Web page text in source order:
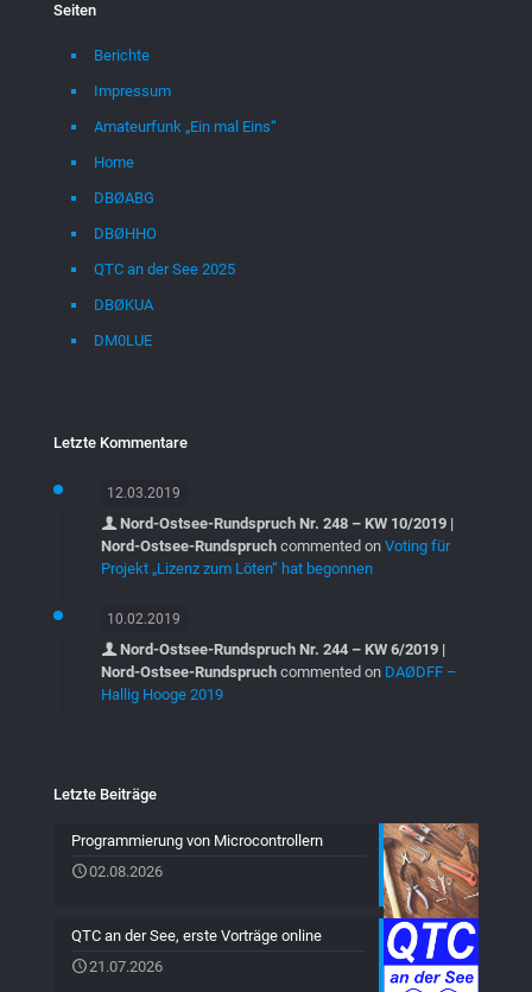
Seiten
Berichte
Impressum
Amateurfunk „Ein mal Eins“
Home
DBØABG
DBØHHO
QTC an der See 2025
DBØKUA
DM0LUE
Letzte Kommentare
12.03.2019
Nord-Ostsee-Rundspruch Nr. 248 – KW 10/2019 |
Nord-Ostsee-Rundspruch commented on Voting für
Projekt „Lizenz zum Löten“ hat begonnen
10.02.2019
Nord-Ostsee-Rundspruch Nr. 244 – KW 6/2019 |
Nord-Ostsee-Rundspruch commented on DAØDFF –
Hallig Hooge 2019
Letzte Beiträge
Programmierung von Microcontrollern
02.08.2026
QTC an der See, erste Vorträge online
21.07.2026